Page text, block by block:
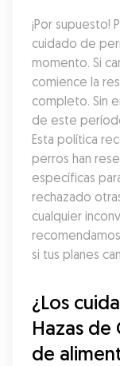
¡Por supuesto!
cuidado de
momento. Si
comience la
completo. Sin
de este
Esta política
perros han
específicas
rechazado
cualquier
si tus planes
¿Los
Hazas de
de